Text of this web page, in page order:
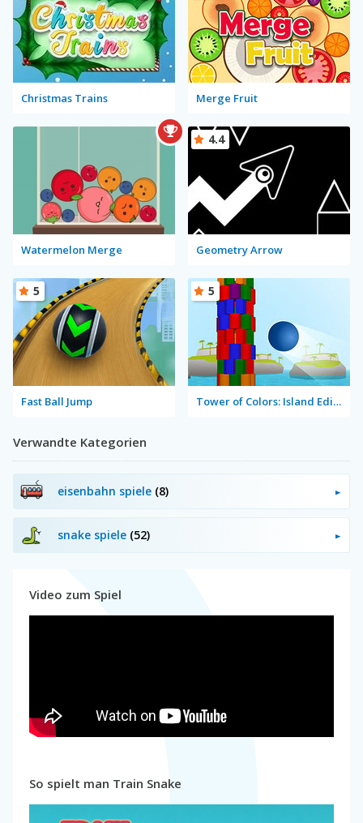
Christmas Trains Merge Fruit
Watermelon Merge Geometry Arrow
4.4
Fast Ball Jump
5
Tower of Colors: Island Edition
5
Verwandte Kategorien
eisenbahn spiele (8)
snake spiele (52)
Video zum Spiel
So spielt man Train Snake